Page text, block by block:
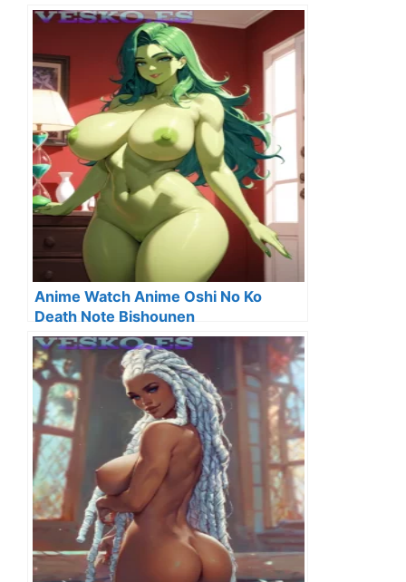
Anime Watch Anime Oshi No Ko
Death Note Bishounen